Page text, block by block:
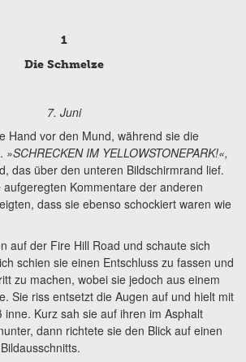
1
Die Schmelze
7. Juni
Hand vor den Mund, während sie die
»SCHRECKEN IM YELLOWSTONEPARK!«,
das über den unteren Bildschirmrand lief.
Kommentare der anderen
dass sie ebenso schockiert waren wie
auf der Fire Hill Road und schaute sich
schien sie einen Entschluss zu fassen und
zu machen, wobei sie jedoch aus einem
Sie riss entsetzt die Augen auf und hielt mit
Kurz sah sie auf ihren im Asphalt
dann richtete sie den Blick auf einen